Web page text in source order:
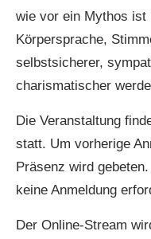
wie vor ein Mythos ist
Körpersprache,
selbstsicherer,
charismatischer
Die Veranstaltung
statt. Um vorherige
Präsenz wird
keine Anmeldung
Der Online-Stream